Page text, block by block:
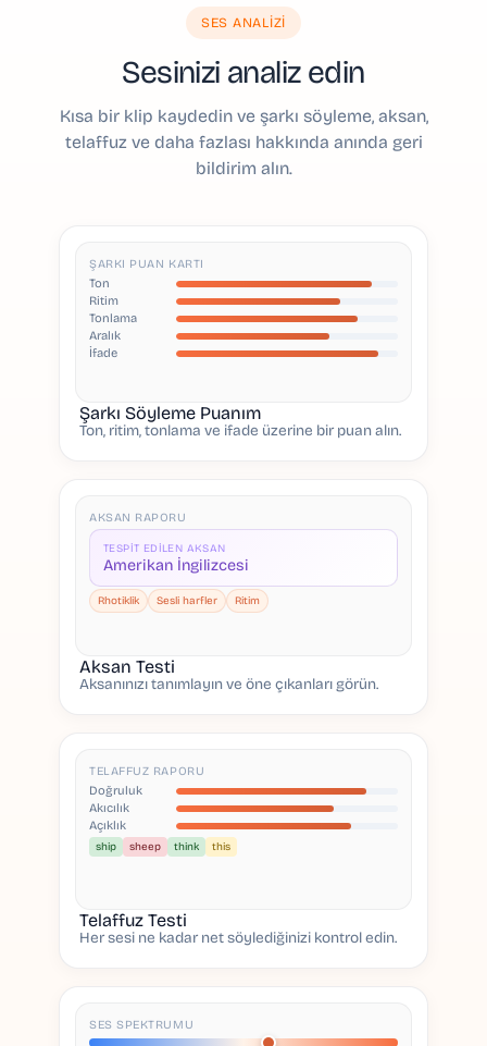
SES ANALIZI
Sesinizi analiz edin
Kısa bir klip kaydedin ve şarkı söyleme, aksan,
telaffuz ve daha fazlası hakkında anında geri
bildirim alın.
ŞARKI PUAN KARTI
Ton
Ritim
Tonlama
Aralık
İfade
Şarkı Söyleme Puanım
Ton, ritim, tonlama ve ifade üzerine bir puan alın.
AKSAN RAPORU
TESPIT EDILEN AKSAN
Amerikan İngilizcesi
Rhotiklik Sesli harfler Ritim
Aksan Testi
Aksanınızı tanımlayın ve öne çıkanları görün.
TELAFFUZ RAPORU
Doğruluk
Akıcılık
Açıklık
ship sheep think this
Telaffuz Testi
Her sesi ne kadar net söylediğinizi kontrol edin.
SES SPEKTRUMU